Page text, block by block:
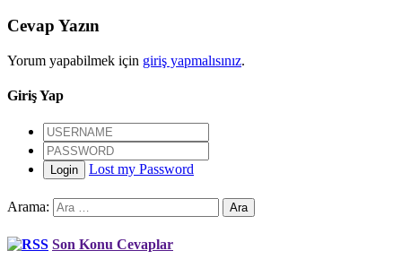
Cevap Yazın
Yorum yapabilmek için giriş yapmalısınız.
Giriş Yap
Login Lost my Password
Arama:
Son Konu Cevaplar